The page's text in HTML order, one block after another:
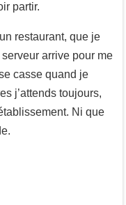
partir.
restaurant, que je
arrive pour me
casse quand je
j’attends toujours,
Ni que